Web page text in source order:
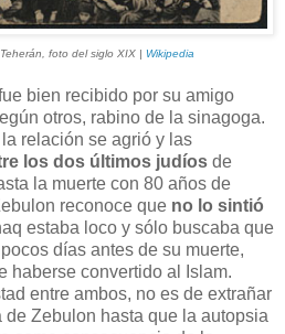
foto del siglo XIX | Wikipedia
bien recibido por su amigo
otros, rabino de la sinagoga.
relación se agrió y las
los dos últimos judíos de
la muerte con 80 años de
reconoce que no lo sintió
estaba loco y sólo buscaba que
días antes de su muerte,
haberse convertido al Islam.
entre ambos, no es de extrañar
Zebulon hasta que la autopsia